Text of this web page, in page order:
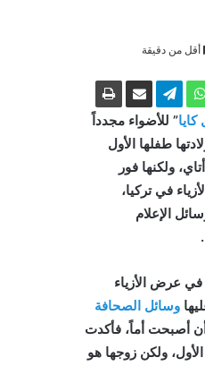
أقل من دقيقة
كايا” للأضواء مجدداً
طفلها الأول
ولكنها فور
في تركيا،
الإعلام
عرض الأزياء
وسائل الصحافة
أصبحت أماً، فأكدت
ولكن زوجها هو